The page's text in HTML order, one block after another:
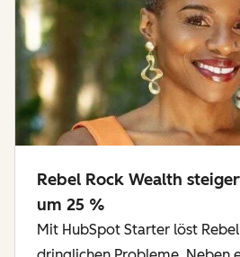
Rebel Rock Wealth
um 25 %
Mit HubSpot Starter löst